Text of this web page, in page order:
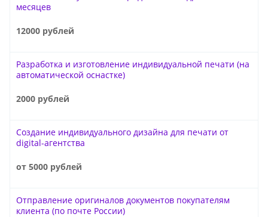
месяцев
12000 рублей
Разработка и изготовление индивидуальной печати (на
автоматической оснастке)
2000 рублей
Создание индивидуального дизайна для печати от
digital-агентства
от 5000 рублей
Отправление оригиналов документов покупателям
клиента (по почте России)